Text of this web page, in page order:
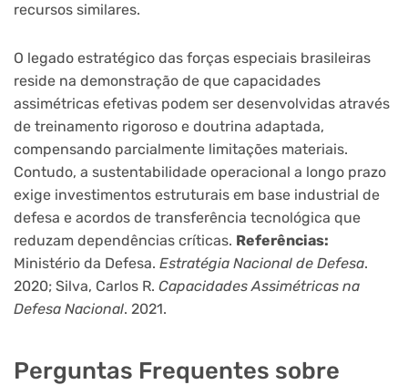
recursos similares.
O legado estratégico das forças especiais brasileiras
reside na demonstração de que capacidades
assimétricas efetivas podem ser desenvolvidas através
de treinamento rigoroso e doutrina adaptada,
compensando parcialmente limitações materiais.
Contudo, a sustentabilidade operacional a longo prazo
exige investimentos estruturais em base industrial de
defesa e acordos de transferência tecnológica que
reduzam dependências críticas. Referências:
Ministério da Defesa. Estratégia Nacional de Defesa.
2020; Silva, Carlos R. Capacidades Assimétricas na
Defesa Nacional. 2021.
Perguntas Frequentes sobre